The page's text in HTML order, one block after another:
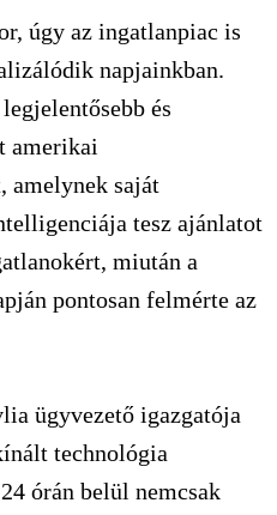
úgy az ingatlanpiac is
napjainkban.
és
amerikai
amelynek saját
tesz ajánlatot
miután a
pontosan felmérte az
ügyvezető igazgatója
technológia
órán belül nemcsak